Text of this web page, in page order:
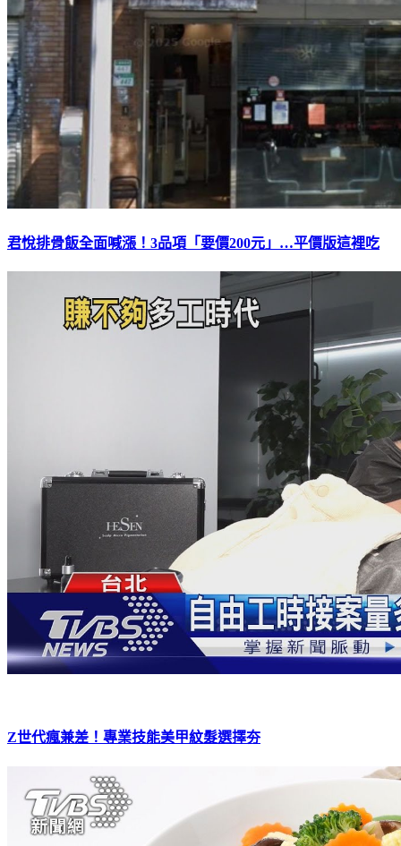
君悅排骨飯全面喊漲！3品項「要價200元」…平價版這裡吃
Z世代瘋兼差！專業技能美甲紋髮選擇夯